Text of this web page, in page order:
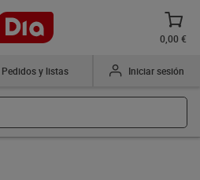
0,00 €
Pedidos y listas Iniciar sesión